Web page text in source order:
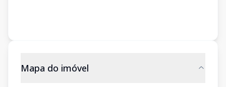
Mapa do imóvel